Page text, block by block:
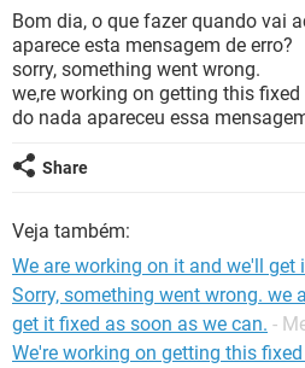
INSTAGRAM
GUIA DE COMPRAS
OUTLOOK
INSTAGRAM
GUIA DE COMPRAS
JOGOS
CELULAR
OUTLOOK
INSTAGRAM
GUIA DE COMPRAS
Bom dia, o que fazer quando vai
aparece esta mensagem de erro?
sorry, something went wrong.
we,re working on getting this
do nada apareceu essa
Share
Veja também:
We are working on it and we'll get
Sorry, something went wrong. we
get it fixed as soon as we can. -
We're working on getting this